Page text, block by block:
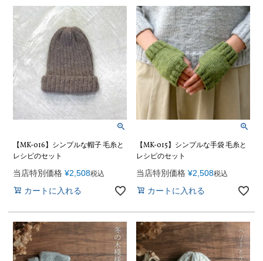
【MK-016】シンプルな帽子 毛糸と
レシピのセット
当店特別価格 ¥2,508税込
カートに入れる
【MK-015】シンプルな手袋 毛糸と
レシピのセット
当店特別価格 ¥2,508税込
カートに入れる